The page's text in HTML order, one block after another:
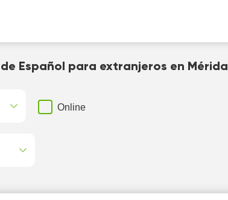
Español para extranjeros en Mérida
Online